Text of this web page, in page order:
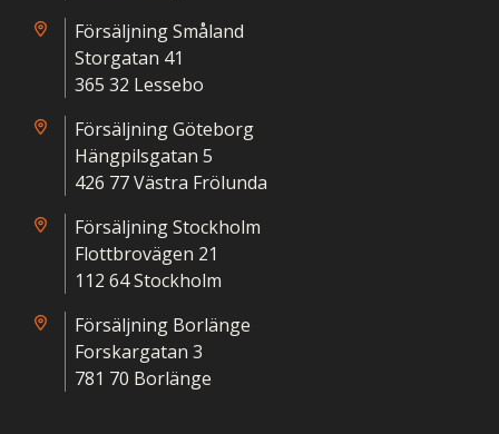
Försäljning Småland
Storgatan 41
365 32 Lessebo
Försäljning Göteborg
Hängpilsgatan 5
426 77 Västra Frölunda
Försäljning Stockholm
Flottbrovägen 21
112 64 Stockholm
Försäljning Borlänge
Forskargatan 3
781 70 Borlänge